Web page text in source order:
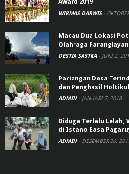
Award 2019
WIRMAS DARWIS -
Macau Dua Lokasi
Olahraga
DESTIA SASTRA - JUNI 2,
Pariangan Desa
dan Penghasil
ADMIN - JANUARI 7, 2018
Diduga Terlalu Lelah,
di Istano Basa
ADMIN - DESEMBER 26,